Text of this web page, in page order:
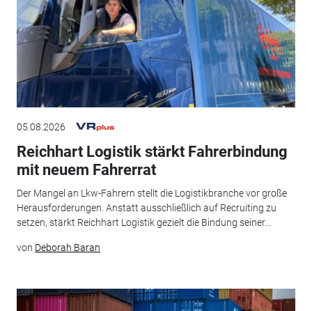
05.08.2026
Reichhart Logistik stärkt Fahrerbindung
mit neuem Fahrerrat
Der Mangel an Lkw-Fahrern stellt die Logistikbranche vor große
Herausforderungen. Anstatt ausschließlich auf Recruiting zu
setzen, stärkt Reichhart Logistik gezielt die Bindung seiner...
von Deborah Baran